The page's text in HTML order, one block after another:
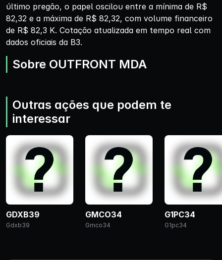
último pregão, o papel oscilou entre a mínima de R$
82,32 e a máxima de R$ 82,32, com volume financeiro
de R$ 82,3 K. Cotação atualizada em tempo real com
dados oficiais da B3.
Sobre OUTFRONT MDA
Outras ações que podem te
interessar
GDXB39
Gdxb39
GMCO34
Gmco34
G1PC34
G1pc34